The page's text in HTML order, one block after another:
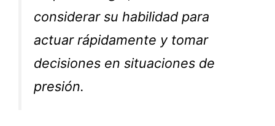
considerar su habilidad para
actuar rápidamente y tomar
decisiones en situaciones de
presión.